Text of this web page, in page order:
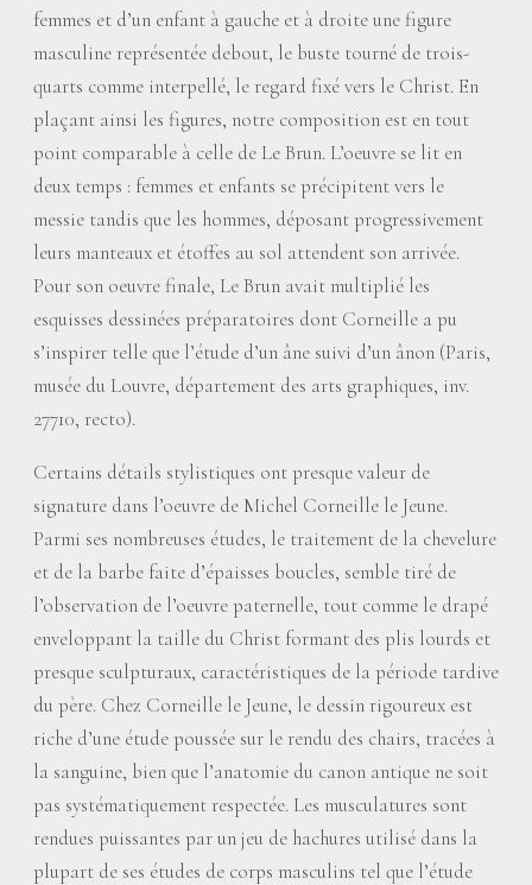
femmes et d’un enfant à gauche et à droite une figure
masculine représentée debout, le buste tourné de trois-
quarts comme interpellé, le regard fixé vers le Christ. En
plaçant ainsi les figures, notre composition est en tout
point comparable à celle de Le Brun. L’oeuvre se lit en
deux temps : femmes et enfants se précipitent vers le
messie tandis que les hommes, déposant progressivement
leurs manteaux et étoffes au sol attendent son arrivée.
Pour son oeuvre finale, Le Brun avait multiplié les
esquisses dessinées préparatoires dont Corneille a pu
s’inspirer telle que l’étude d’un âne suivi d’un ânon (Paris,
musée du Louvre, département des arts graphiques, inv.
27710, recto).
Certains détails stylistiques ont presque valeur de
signature dans l’oeuvre de Michel Corneille le Jeune.
Parmi ses nombreuses études, le traitement de la chevelure
et de la barbe faite d’épaisses boucles, semble tiré de
l’observation de l’oeuvre paternelle, tout comme le drapé
enveloppant la taille du Christ formant des plis lourds et
presque sculpturaux, caractéristiques de la période tardive
du père. Chez Corneille le Jeune, le dessin rigoureux est
riche d’une étude poussée sur le rendu des chairs, tracées à
la sanguine, bien que l’anatomie du canon antique ne soit
pas systématiquement respectée. Les musculatures sont
rendues puissantes par un jeu de hachures utilisé dans la
plupart de ses études de corps masculins tel que l’étude